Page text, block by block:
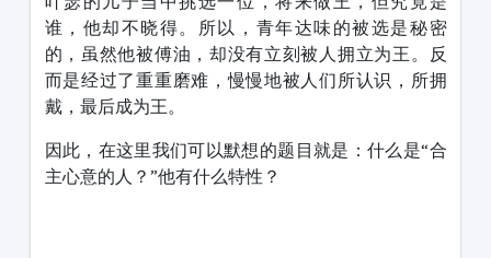
谁，他却不晓得。所以，青年达味的被选是秘密
的，虽然他被傅油，却没有立刻被人拥立为王。反
而是经过了重重磨难，慢慢地被人们所认识，所拥
戴，最后成为王。
因此，在这里我们可以默想的题目就是：什么是“合
主心意的人？”他有什么特性？